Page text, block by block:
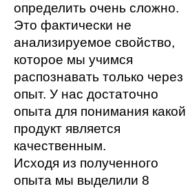
определить очень сложно.
Это фактически не
анализируемое свойство,
которое мы учимся
распознавать только через
опыт. У нас достаточно
опыта для понимания какой
продукт является
качественным.
Исходя из полученного
опыта мы выделили 8